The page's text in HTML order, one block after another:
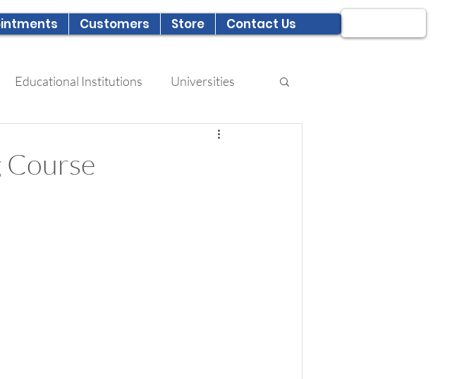
Customers Store Contact Us
Educational Institutions Universities
Course